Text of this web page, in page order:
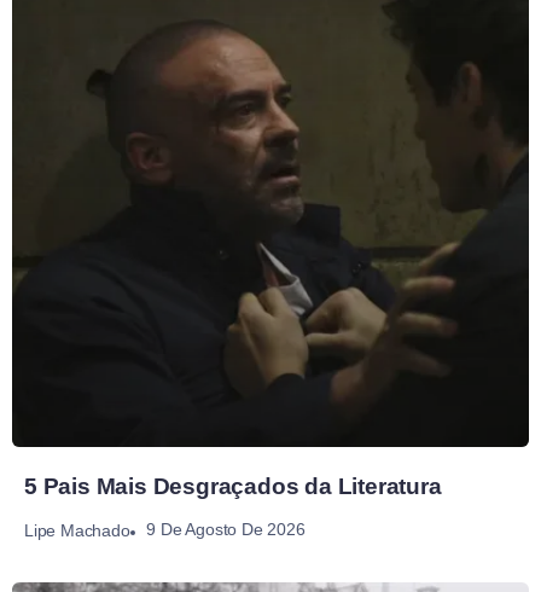
5 Pais Mais Desgraçados da Literatura
Lipe Machado 9 De Agosto De 2026